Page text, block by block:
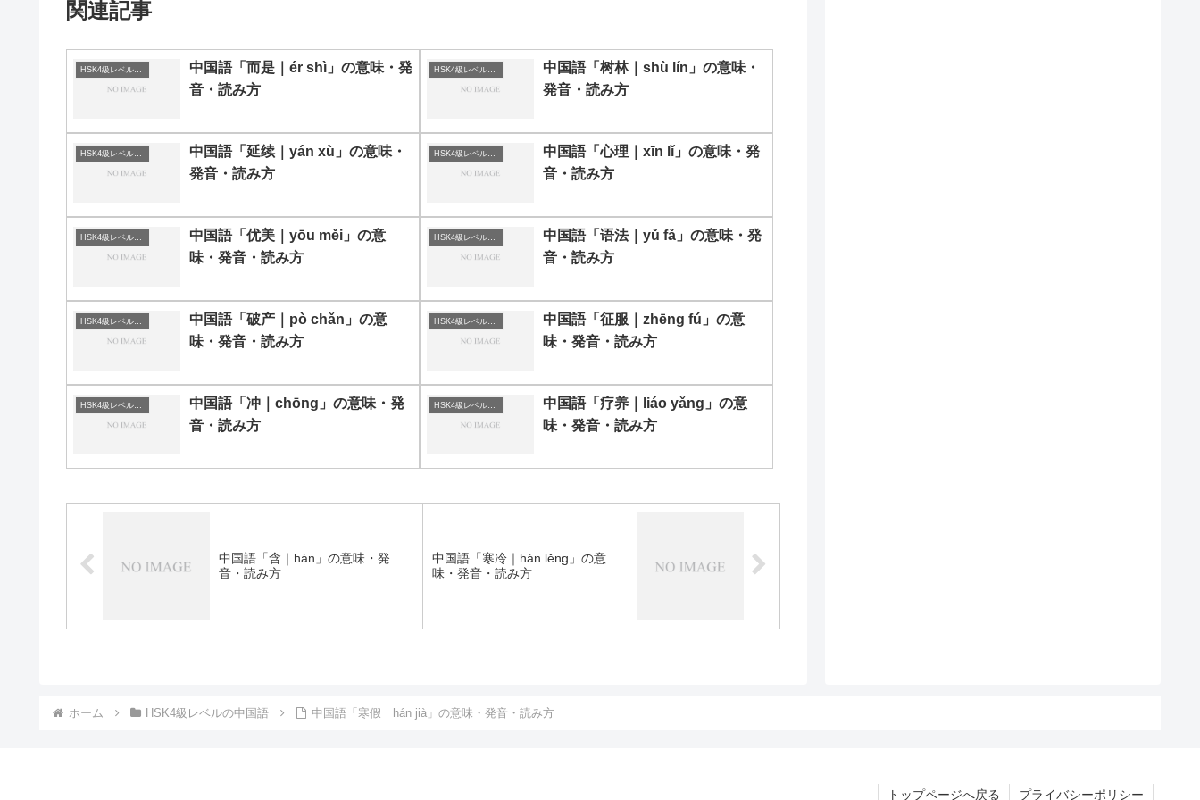
関連記事
中国語「而是｜ér shì」の意味・発
音・読み方
中国語「树林｜shù lín」の意味・
発音・読み方
中国語「延续｜yán xù」の意味・
発音・読み方
中国語「心理｜xīn lǐ」の意味・発
音・読み方
中国語「优美｜yōu měi」の意
味・発音・読み方
中国語「语法｜yǔ fǎ」の意味・発
音・読み方
中国語「破产｜pò chǎn」の意
味・発音・読み方
中国語「征服｜zhēng fú」の意
味・発音・読み方
中国語「冲｜chōng」の意味・発
音・読み方
中国語「疗养｜liáo yǎng」の意
味・発音・読み方
中国語「含｜hán」の意味・発
音・読み方
中国語「寒冷｜hán lěng」の意
味・発音・読み方
ホーム HSK4級レベルの中国語 中国語「寒假｜hán jià」の意味・発音・読み方
トップページへ戻る プライバシーポリシー